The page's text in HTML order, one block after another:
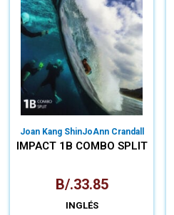
Joan Kang ShinJoAnn Crandall
IMPACT 1B COMBO SPLIT
B/.33.85
INGLÉS